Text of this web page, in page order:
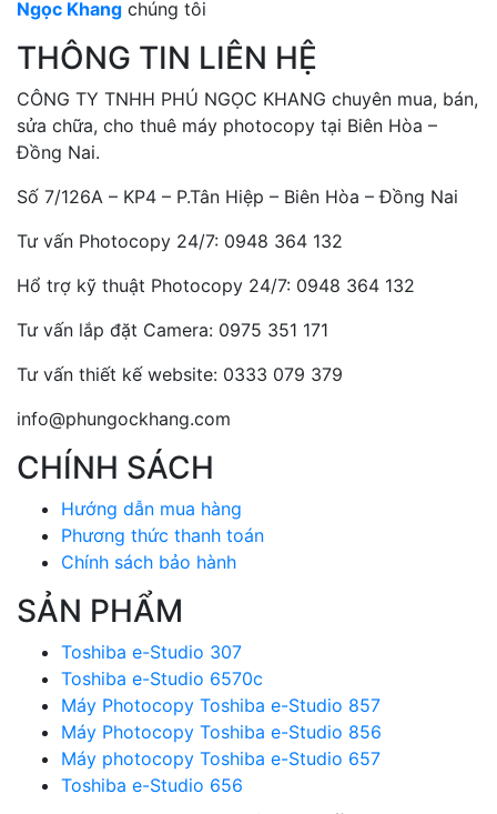
Ngọc Khang chúng tôi
THÔNG TIN LIÊN HỆ
CÔNG TY TNHH PHÚ NGỌC KHANG chuyên mua, bán,
sửa chữa, cho thuê máy photocopy tại Biên Hòa –
Đồng Nai.
Số 7/126A – KP4 – P.Tân Hiệp – Biên Hòa – Đồng Nai
Tư vấn Photocopy 24/7: 0948 364 132
Hổ trợ kỹ thuật Photocopy 24/7: 0948 364 132
Tư vấn lắp đặt Camera: 0975 351 171
Tư vấn thiết kế website: 0333 079 379
info@phungockhang.com
CHÍNH SÁCH
Hướng dẫn mua hàng
Phương thức thanh toán
Chính sách bảo hành
SẢN PHẨM
Toshiba e-Studio 307
Toshiba e-Studio 6570c
Máy Photocopy Toshiba e-Studio 857
Máy Photocopy Toshiba e-Studio 856
Máy photocopy Toshiba e-Studio 657
Toshiba e-Studio 656